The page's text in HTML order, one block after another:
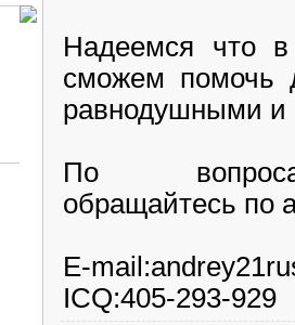
Надеемся что
сможем помочь
равнодушными и
По
обращайтесь по
E-
ICQ:405-293-929